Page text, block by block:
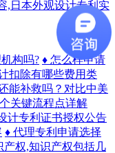
,日本外观设计专利实
构吗? ♦ 怎么样申请
扣除有哪些费用类
能补救吗？对比中美
关键流程点详解
计专利证书授权公告
♦ 代理专利申请选择
产权,知识产权包括几